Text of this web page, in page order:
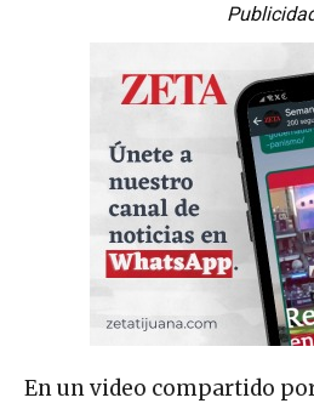
En un video compartido